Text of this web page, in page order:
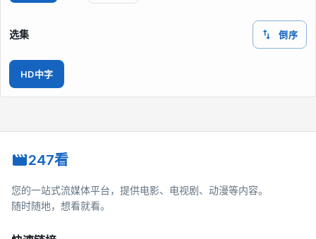
选集 倒序
HD中字
247看
您的一站式流媒体平台，提供电影、电视剧、动漫等内容。
随时随地，想看就看。